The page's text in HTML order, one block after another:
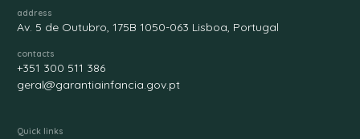
address
Av. 5 de Outubro, 175B 1050-063 Lisboa, Portugal
contacts
+351 300 511 386
geral@garantiainfancia.gov.pt
Quick links